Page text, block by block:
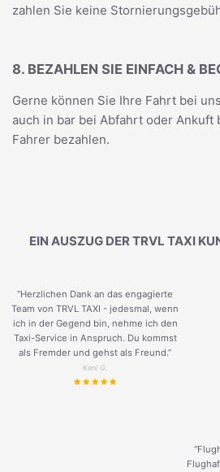
zahlen Sie keine
8. BEZAHLEN SIE EINFACH &
Gerne können Sie Ihre Fahrt bei
auch in bar bei Abfahrt oder Ankuft
Fahrer bezahlen.
EIN AUSZUG DER TRVL TAXI
“Herzlichen Dank an das engagierte
Team von TRVL TAXI - jedesmal, wenn
ich in der Gegend bin, nehme ich den
Taxi-Service in Anspruch. Du kommst
als Fremder und gehst als Freund.”
Keni G.